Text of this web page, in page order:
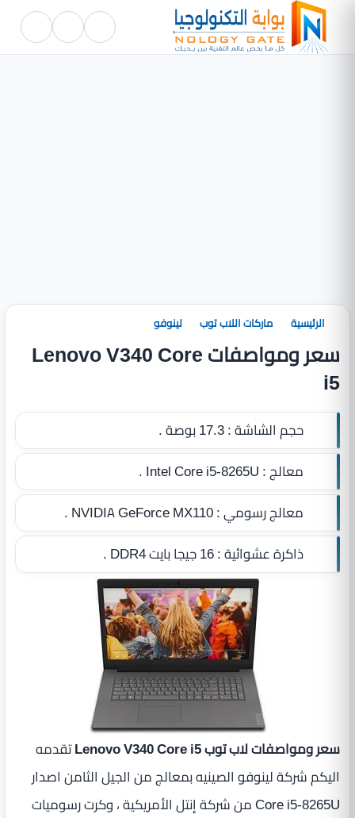
الرئيسية ماركات اللاب توب لينوفو
سعر ومواصفات Lenovo V340 Core
i5
حجم الشاشة :17.3 بوصة .
معالج :Intel Core i5-8265U .
معالج رسومي :NVIDIA GeForce MX110 .
ذاكرة عشوائية :16 جيجا بايت DDR4‏ .
سعر ومواصفات لاب توب Lenovo V340 Core i5
تقدمه
اليكم شركة لينوفو الصينيه بمعالج من الجيل الثامن اصدار
Core i5-8265U من شركة إنتل الأمريكية ، وكرت رسوميات